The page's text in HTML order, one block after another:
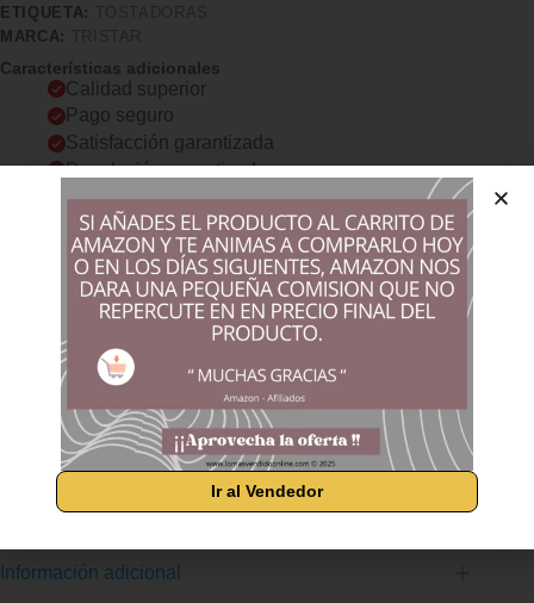
ETIQUETA:
MARCA:
Características adicionales
Calidad superior
Pago seguro
Satisfacción garantizada
Devolución garantizada
Descripción
Comprar los productos más vendidos en tiendas online
Tostadora compacta de 800 W de potencia para dos rebanadas
de pan con soporte para calentar panecillos o bollería
Incorpora función de descongelación y calentamiento, además
de botón de parada rápida gracias a la cual puedes interrumpir
el tostado en cualquier momento Selecciona entre los 6 niveles
de tostado disponibles, y disfruta de unas tostadas en el punto
seleccionado Fácil de limpiar gracias a su bandeja para migas
extraíble que además facilita el cuidado de la tostadora
Guárdala de la manera más cómoda, ya que cuenta con un
práctico recoge cables en su parte inferior
Información adicional
Ir al Vendedor